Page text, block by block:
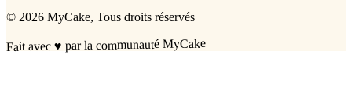
© 2026 MyCake, Tous droits réservés
Fait avec♥ par la communauté MyCake